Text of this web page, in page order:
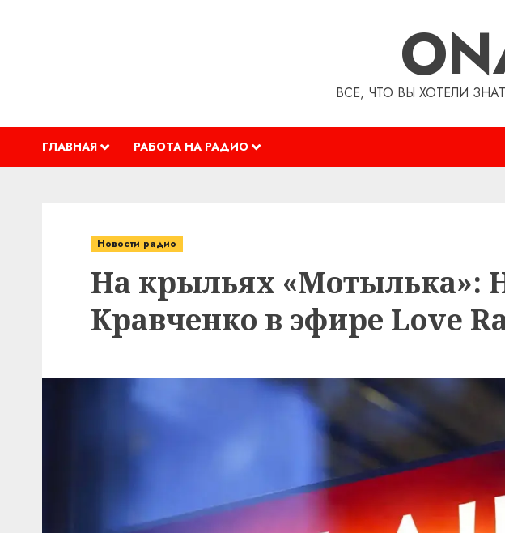
ВСЕ, ЧТО ВЫ ХОТЕЛИ
ГЛАВНАЯ РАБОТА НА РАДИО
Новости радио
На крыльях «Мотылька»:
Кравченко в эфире Love